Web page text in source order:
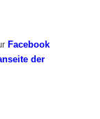
Facebook
der